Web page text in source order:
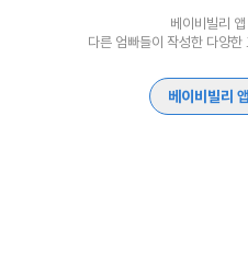
베이비빌리
다른 엄빠들이 작성한 다양
베이비빌리